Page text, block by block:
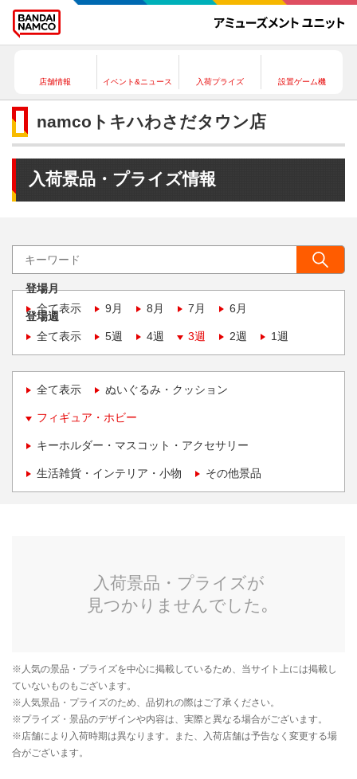
店舗情報 イベント&ニュース 入荷プライズ 設置ゲーム機
namcoトキハわさだタウン店
入荷景品・プライズ情報
登場月
全て表示
9月 8月 7月 6月
登場週
全て表示
5週 4週 3週 2週 1週
全て表示 ぬいぐるみ・クッション
フィギュア・ホビー
キーホルダー・マスコット・アクセサリー
生活雑貨・インテリア・小物 その他景品